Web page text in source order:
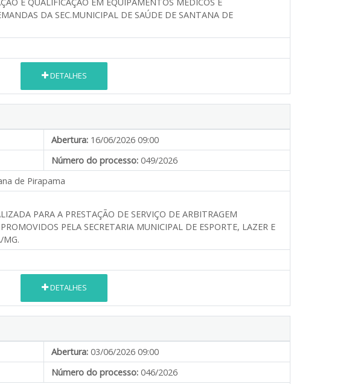
DA SEC.MUNICIPAL DE SAÚDE DE SANTANA DE
DETALHES
Abertura: 16/06/2026 09:00
Número do processo: 049/2026
de Pirapama
PARA A PRESTAÇÃO DE SERVIÇO DE ARBITRAGEM
PELA SECRETARIA MUNICIPAL DE ESPORTE, LAZER E
MG.
DETALHES
Abertura: 03/06/2026 09:00
Número do processo: 046/2026